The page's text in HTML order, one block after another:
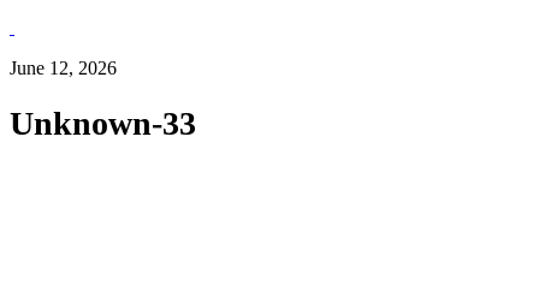
June 12, 2026
Unknown-33